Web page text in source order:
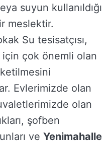
suyun kullanıldığı
meslektir.
Su tesisatçısı,
çok önemli olan
Evlerimizde olan
olan
şofben
ve Yenimahalle